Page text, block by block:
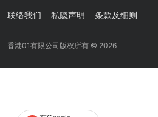
联络我们 私隐声明 条款及细则
香港01有限公司版权所有 © 2026